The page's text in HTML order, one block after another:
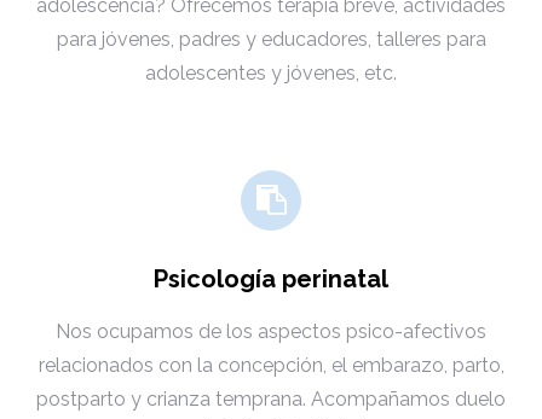
adolescencia? Ofrecemos terapia breve, actividades
para jóvenes, padres y educadores, talleres para
adolescentes y jóvenes, etc.
Psicología perinatal
Nos ocupamos de los aspectos psico-afectivos
relacionados con la concepción, el embarazo, parto,
postparto y crianza temprana. Acompañamos duelo